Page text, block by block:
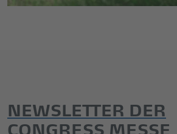
NEWSLETTER DER
CONGRESS MESSE